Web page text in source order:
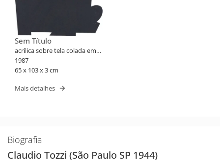
Sem Título
acrílica sobre tela colada em
madeira
1987
65 x 103 x 3 cm
Mais detalhes
Biografia
Claudio Tozzi (São Paulo SP 1944)